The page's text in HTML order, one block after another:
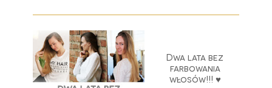
Dwa lata bez
farbowania
włosów!!! ♥